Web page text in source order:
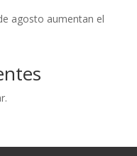
agosto aumentan el